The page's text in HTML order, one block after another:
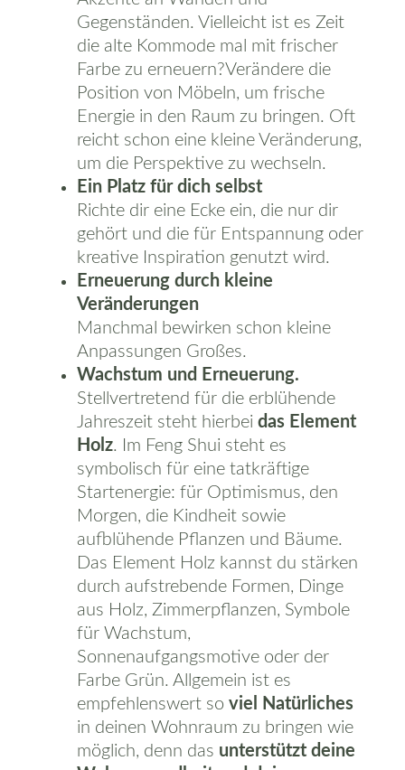
Gegenständen. Vielleicht ist es Zeit
die alte Kommode mal mit frischer
Farbe zu erneuern?Verändere die
Position von Möbeln, um frische
Energie in den Raum zu bringen. Oft
reicht schon eine kleine Veränderung,
um die Perspektive zu wechseln.
Ein Platz für dich selbst
Richte dir eine Ecke ein, die nur dir
gehört und die für Entspannung oder
kreative Inspiration genutzt wird.
Erneuerung durch kleine
Veränderungen
Manchmal bewirken schon kleine
Anpassungen Großes.
Wachstum und Erneuerung.
Stellvertretend für die erblühende
Jahreszeit steht hierbei das Element
Holz. Im Feng Shui steht es
symbolisch für eine tatkräftige
Startenergie: für Optimismus, den
Morgen, die Kindheit sowie
aufblühende Pflanzen und Bäume.
Das Element Holz kannst du stärken
durch aufstrebende Formen, Dinge
aus Holz, Zimmerpflanzen, Symbole
für Wachstum,
Sonnenaufgangsmotive oder der
Farbe Grün. Allgemein ist es
empfehlenswert so viel Natürliches
in deinen Wohnraum zu bringen wie
möglich, denn das unterstützt deine
ANMELDUNG NEWSLETTER
Seiten
Blog
Über mich
Philosophie
Kontakt
✉️ whm@wohnpoetik.de
ZUM KONTAKTFORMULAR
Wohnpoetik © 2024 |Impressum|
Datenschutz|Kontakt|Webdesign by
Medienassistenz